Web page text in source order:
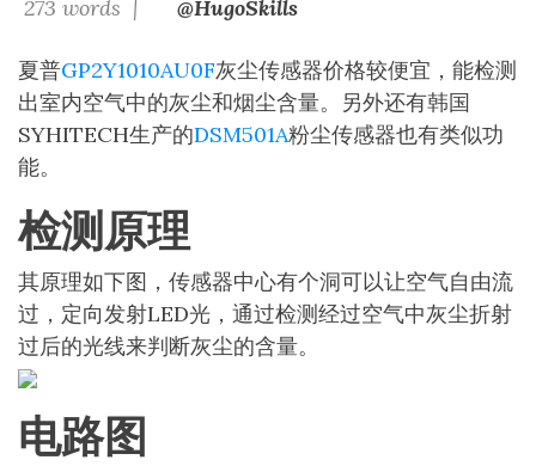
273 words |
@HugoSkills
夏普GP2Y1010AU0F灰尘传感器价格较便宜，能检测
出室内空气中的灰尘和烟尘含量。另外还有韩国
SYHITECH生产的DSM501A粉尘传感器也有类似功
能。
检测原理
其原理如下图，传感器中心有个洞可以让空气自由流
过，定向发射LED光，通过检测经过空气中灰尘折射
过后的光线来判断灰尘的含量。
电路图